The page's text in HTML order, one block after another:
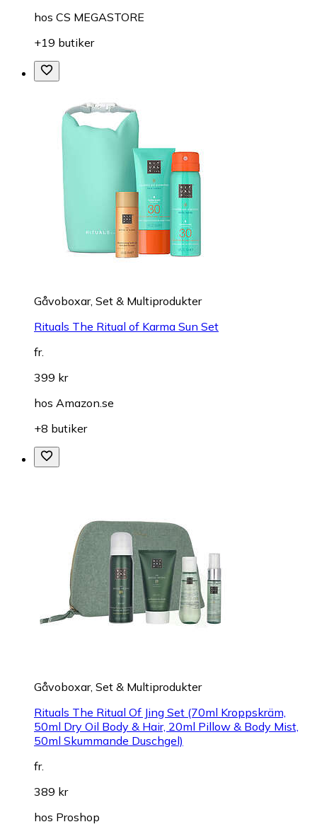
hos CS MEGASTORE
+19 butiker
Gåvoboxar, Set & Multiprodukter
Rituals The Ritual of Karma Sun Set
fr.
399 kr
hos Amazon.se
+8 butiker
Gåvoboxar, Set & Multiprodukter
Rituals The Ritual Of Jing Set (70ml Kroppskräm,
50ml Dry Oil Body & Hair, 20ml Pillow & Body Mist,
50ml Skummande Duschgel)
fr.
389 kr
hos Proshop